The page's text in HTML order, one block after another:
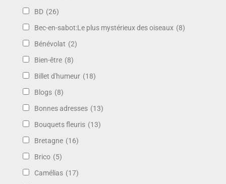
BD (26)
Bec-en-sabot:Le plus mystérieux des oiseaux (8)
Bénévolat (2)
Bien-être (8)
Billet d'humeur (18)
Blogs (8)
Bonnes adresses (13)
Bouquets fleuris (13)
Bretagne (16)
Brico (5)
Camélias (17)